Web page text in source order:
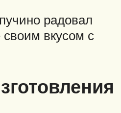
радовал
вкусом с